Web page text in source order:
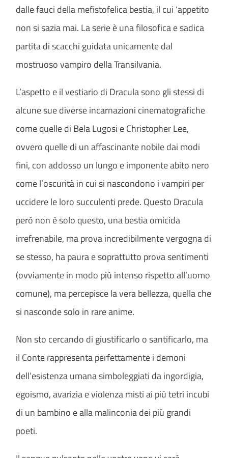
dalle fauci della mefistofelica bestia, il cui ‘appetito
non si sazia mai. La serie è una filosofica e sadica
partita di scacchi guidata unicamente dal
mostruoso vampiro della Transilvania.
L’aspetto e il vestiario di Dracula sono gli stessi di
alcune sue diverse incarnazioni cinematografiche
come quelle di Bela Lugosi e Christopher Lee,
ovvero quelle di un affascinante nobile dai modi
fini, con addosso un lungo e imponente abito nero
come l’oscurità in cui si nascondono i vampiri per
uccidere le loro succulenti prede. Questo Dracula
però non è solo questo, una bestia omicida
irrefrenabile, ma prova incredibilmente vergogna di
se stesso, ha paura e soprattutto prova sentimenti
(ovviamente in modo più intenso rispetto all’uomo
comune), ma percepisce la vera bellezza, quella che
si nasconde solo in rare anime.
Non sto cercando di giustificarlo o santificarlo, ma
il Conte rappresenta perfettamente i demoni
dell’esistenza umana simboleggiati da ingordigia,
egoismo, avarizia e violenza misti ai più tetri incubi
di un bambino e alla malinconia dei più grandi
poeti.